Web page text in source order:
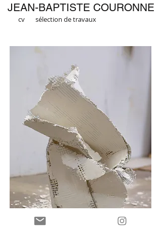
JEAN-BAPTISTE COURONNE
cv sélection de travaux